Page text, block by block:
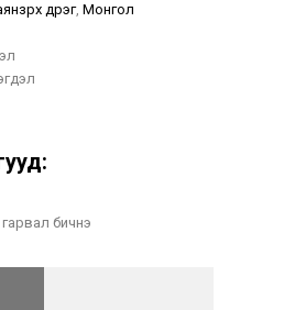
дүүрэг, Монгол
бичнэ